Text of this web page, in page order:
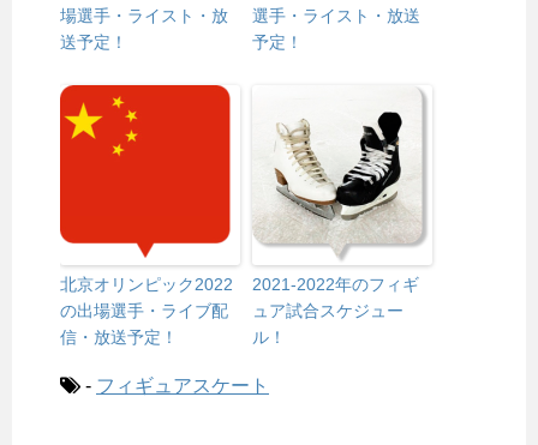
場選手・ライスト・放
送予定！
選手・ライスト・放送
予定！
北京オリンピック2022
の出場選手・ライブ配
信・放送予定！
2021-2022年のフィギ
ュア試合スケジュー
ル！
- フィギュアスケート